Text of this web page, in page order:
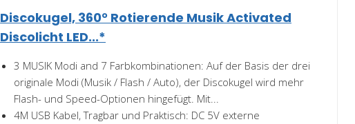
Discokugel, 360° Rotierende Musik Activated
Discolicht LED...*
3 MUSIK Modi and 7 Farbkombinationen: Auf der Basis der drei
originale Modi (Musik / Flash / Auto), der Discokugel wird mehr
Flash- und Speed-Optionen hingefügt. Mit...
4M USB Kabel, Tragbar und Praktisch: DC 5V externe